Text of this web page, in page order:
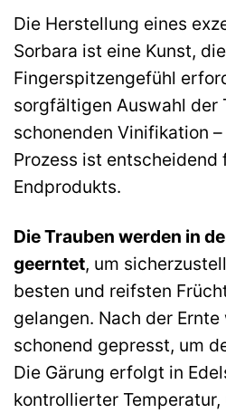
Die Herstellung eines
Sorbara ist eine Kunst,
Fingerspitzengefühl
sorgfältigen Auswahl der
schonenden Vinifikation
Prozess ist
Endprodukts.
Die Trauben werden in
geerntet, um
besten und reifsten
gelangen. Nach der
schonend gepresst, um
Die Gärung erfolgt in
kontrollierter